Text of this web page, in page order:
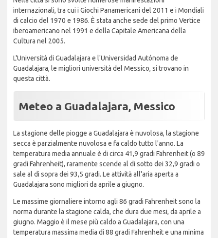
internazionali, tra cui i Giochi Panamericani del 2011 e i Mondiali
di calcio del 1970 e 1986. È stata anche sede del primo Vertice
iberoamericano nel 1991 e della Capitale Americana della
Cultura nel 2005.
L'Università di Guadalajara e l'Universidad Autónoma de
Guadalajara, le migliori università del Messico, si trovano in
questa città.
Meteo a Guadalajara, Messico
La stagione delle piogge a Guadalajara è nuvolosa, la stagione
secca è parzialmente nuvolosa e fa caldo tutto l'anno. La
temperatura media annuale è di circa 41,9 gradi Fahrenheit (o 89
gradi Fahrenheit), raramente scende al di sotto dei 32,9 gradi o
sale al di sopra dei 93,5 gradi. Le attività all'aria aperta a
Guadalajara sono migliori da aprile a giugno.
Le massime giornaliere intorno agli 86 gradi Fahrenheit sono la
norma durante la stagione calda, che dura due mesi, da aprile a
giugno. Maggio è il mese più caldo a Guadalajara, con una
temperatura massima media di 88 gradi Fahrenheit e una minima